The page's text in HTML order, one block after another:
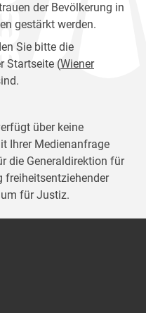
der Bevölkerung in
gestärkt werden.
Sie bitte die
Startseite (Wiener
über keine
Ihrer Medienanfrage
die Generaldirektion für
freiheitsentziehender
für Justiz.